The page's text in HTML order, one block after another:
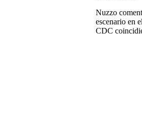
Nuzzo
escenario en
CDC